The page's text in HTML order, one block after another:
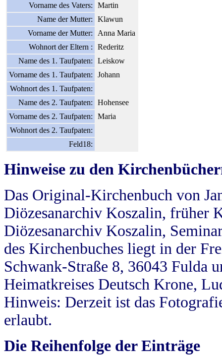
Vorname des Vaters:
Martin
Name der Mutter:
Klawun
Vorname der Mutter:
Anna Maria
Wohnort der Eltern :
Rederitz
Name des 1. Taufpaten:
Leiskow
Vorname des 1. Taufpaten:
Johann
Wohnort des 1. Taufpaten:
Name des 2. Taufpaten:
Hohensee
Vorname des 2. Taufpaten:
Maria
Wohnort des 2. Taufpaten:
Feld18:
Hinweise zu den
Das Original-Kirchenbuch von
Diözesanarchiv Koszalin, früher
Diözesanarchiv Koszalin,
des Kirchenbuches liegt in der
Schwank-Straße 8, 36043 Fulda
Heimatkreises Deutsch Krone,
Hinweis: Derzeit ist das
erlaubt.
Die Reihenfolge der Einträge